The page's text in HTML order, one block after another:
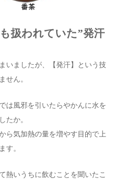
扱われていた”発汗
いましたが、【発汗】という技
せん。
は風邪を引いたらやかんに水を
たか。
ら気加熱の量を増やす目的で上
す。
熱いうちに飲むことを聞いたこ